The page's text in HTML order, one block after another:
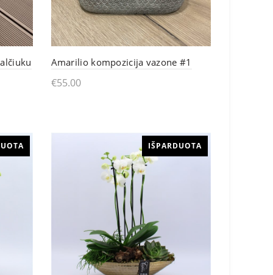
may
be
chosen
on
Amarilio kompozicija vazone #1
€55.00
IŠPARDUOTA